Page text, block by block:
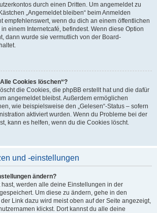
durch einen Dritten. Um angemeldet zu
„Angemeldet bleiben“ beim Anmelden
empfehlenswert, wenn du dich an einem öffentlichen
einem Internetcafé, befindest. Wenn diese Option
dann wurde sie vermutlich von der Board-
Cookies löschen“?
die Cookies, die phpBB erstellt hat und die dafür
angemeldet bleibst. Außerdem ermöglichen
wie beispielsweise den „Gelesen“-Status – sofern
aktiviert wurden. Wenn du Probleme bei der
kann es helfen, wenn du die Cookies löscht.
und -einstellungen
ändern?
werden alle deine Einstellungen in der
Um diese zu ändern, gehe in den
der Link dazu wird meist oben auf der Seite angezeigt,
klickst. Dort kannst du alle deine